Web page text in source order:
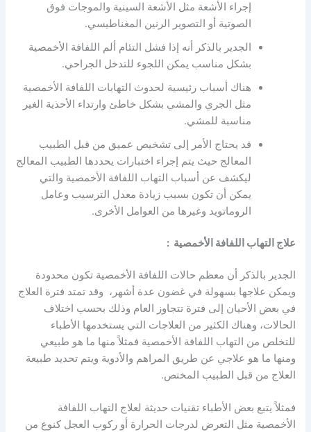
إجراء الأشعة مثل الأشعة السينية والموجات فوق
الصوتية أو التصوير الرنين المغناطيسي.
الجدير بالذكر أنه إذا فشل التئام ألم اللفافة الأخمصية
بشكل مناسب يمكن اللجوء للتدخل الجراحي.
هناك أسباب رئيسية لحدوث التهابات اللفافة الأخمصية
مثل الجري والمشي بشكل خاطئ وارتداء الأحذية الغير
مناسبة للمشي.
قد يحتاج الأمر إلى تشخيص عميق من قبل الطبيب
المعالج حيث يتم إجراء اختبارات يحددها الطبيب المعالج
ليكشف عن أسباب التهاب اللفافة الأخمصية والتي
يمكن أن تكون بسبب زيادة معدل الترسيب وعامل
الروماتويد وغيرها من العوامل الأخرى.
علاج التهاب اللفافة الأخمصية :
الجدير بالذكر أن معظم حالات اللفافة الأخمصية تكون محدودة
ويمكن علاجها بسهولة في غضون عدة أشهر، وقد تمتد فترة العلاج
في بعض الأحيان إلى فترة تتجاوز العام وذلك بحسب اختلاف
الحالات، وهناك الكثير من العلاجات التي يستخدمها الأطباء
للتخلص من التهاب اللفافة الأخمصية فمثلاً منها ما هو طبيعي
ومنها ما هو علاجي عن طريق المراهم والأدوية ويتم تحديد طبيعة
العلاج من قبل الطبيب المختص.
فمثلاً يتبع بعض الأطباء تقنيات حديثة لعلاج التهاب اللفافة
الأخمصية مثل التعرض لدرجات الحرارة أو ركوب العجل كنوع من